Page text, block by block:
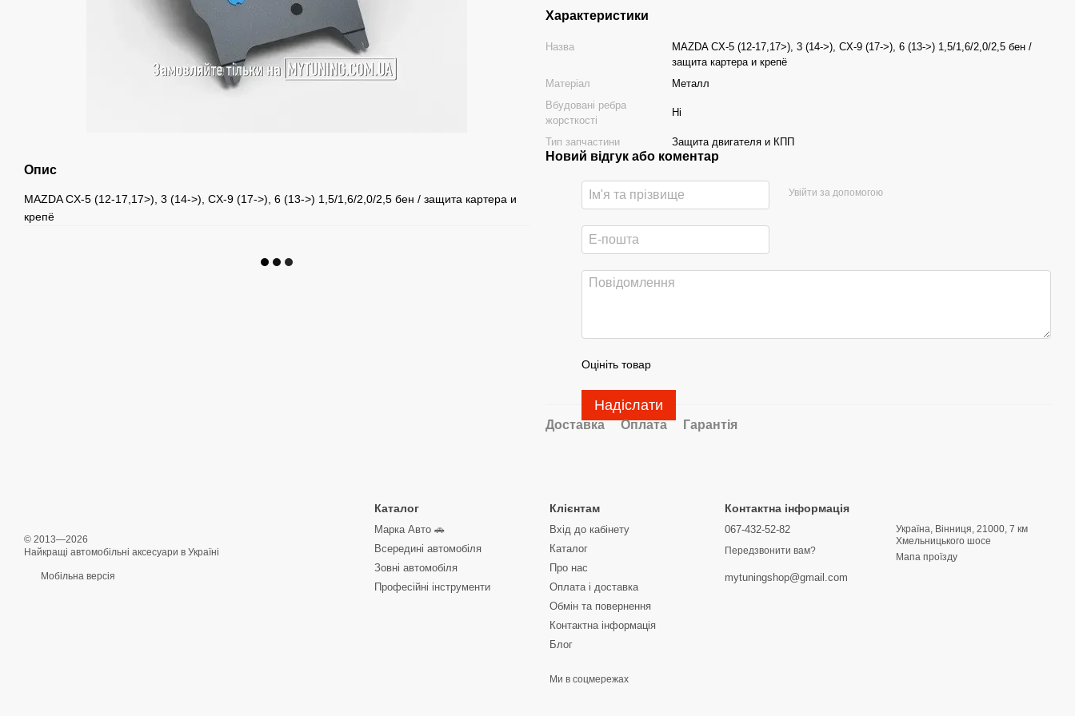
Опис
MAZDA CX-5 (12-17,17>), 3 (14->), CX-9 (17->), 6 (13->) 1,5/1,6/2,0/2,5 бен / защита картера и
крепё
Характеристики
Назва
MAZDA CX-5 (12-17,17>), 3 (14->), CX-9 (17->), 6 (13->) 1,5/1,6/2,0/2,5 бен /
защита картера и крепё
Матеріал
Металл
Вбудовані ребра
жорсткості
Ні
Тип запчастини Защита двигателя и КПП
Новий відгук або коментар
Увійти за допомогою
Оцініть товар
Надіслати
Доставка Оплата Гарантія
© 2013—2026
Найкращі автомобільні аксесуари в Україні
Мобільна версія
Каталог
Марка Авто 🚗
Всередині автомобіля
Зовні автомобіля
Професійні інструменти
Клієнтам
Вхід до кабінету
Каталог
Про нас
Оплата і доставка
Обмін та повернення
Контактна інформація
Блог
Ми в соцмережах
Контактна інформація
067-432-52-82
Передзвонити вам?
mytuningshop@gmail.com
Україна, Вінниця, 21000, 7 км
Хмельницького шосе
Мапа проїзду